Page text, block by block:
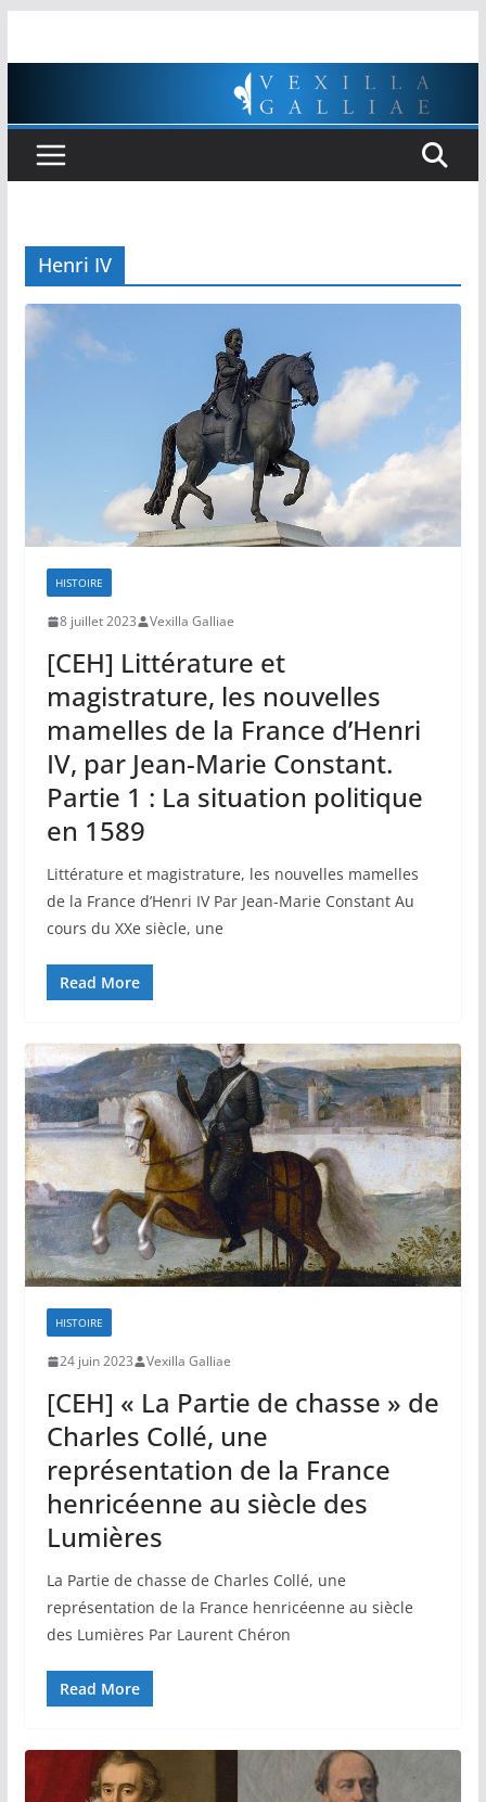
Henri IV
HISTOIRE
8 juillet 2023 Vexilla Galliae
[CEH] Littérature et
magistrature, les nouvelles
mamelles de la France d’Henri
IV, par Jean-Marie Constant.
Partie 1 : La situation politique
en 1589
Littérature et magistrature, les nouvelles mamelles
de la France d’Henri IV Par Jean-Marie Constant Au
cours du XXe siècle, une
Read More
HISTOIRE
24 juin 2023 Vexilla Galliae
[CEH] « La Partie de chasse » de
Charles Collé, une
représentation de la France
henricéenne au siècle des
Lumières
La Partie de chasse de Charles Collé, une
représentation de la France henricéenne au siècle
des Lumières Par Laurent Chéron
Read More